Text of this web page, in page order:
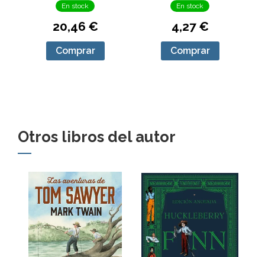
En stock
20,46 €
Comprar
En stock
4,27 €
Comprar
Otros libros del autor